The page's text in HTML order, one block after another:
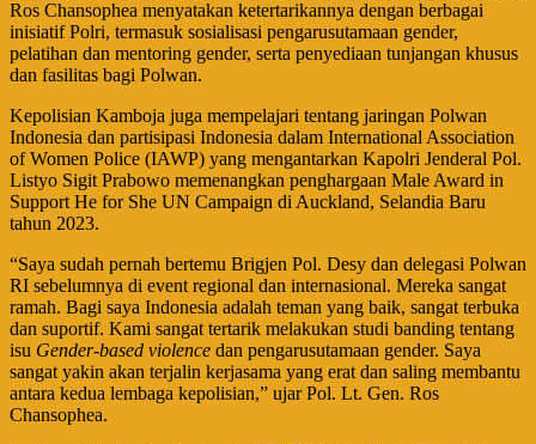
Ros Chansophea menyatakan ketertarikannya dengan berbagai
inisiatif Polri, termasuk sosialisasi pengarusutamaan gender,
pelatihan dan mentoring gender, serta penyediaan tunjangan khusus
dan fasilitas bagi Polwan.
Kepolisian Kamboja juga mempelajari tentang jaringan Polwan
Indonesia dan partisipasi Indonesia dalam International Association
of Women Police (IAWP) yang mengantarkan Kapolri Jenderal Pol.
Listyo Sigit Prabowo memenangkan penghargaan Male Award in
Support He for She UN Campaign di Auckland, Selandia Baru
tahun 2023.
“Saya sudah pernah bertemu Brigjen Pol. Desy dan delegasi Polwan
RI sebelumnya di event regional dan internasional. Mereka sangat
ramah. Bagi saya Indonesia adalah teman yang baik, sangat terbuka
dan suportif. Kami sangat tertarik melakukan studi banding tentang
isu Gender-based violence dan pengarusutamaan gender. Saya
sangat yakin akan terjalin kerjasama yang erat dan saling membantu
antara kedua lembaga kepolisian,” ujar Pol. Lt. Gen. Ros
Chansophea.